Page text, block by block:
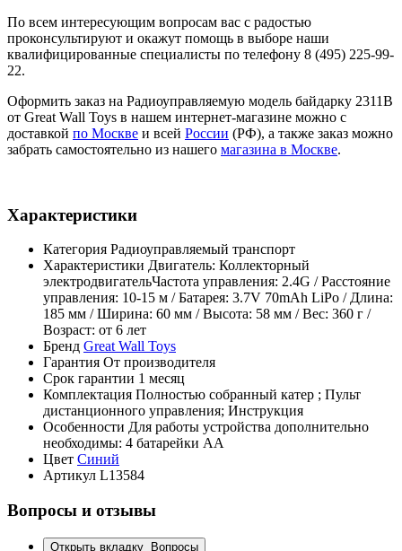
По всем интересующим вопросам вас с радостью
проконсультируют и окажут помощь в выборе наши
квалифицированные специалисты по телефону 8 (495) 225-99-
22.
Оформить заказ на Радиоуправляемую модель байдарку 2311B
от Great Wall Toys в нашем интернет-магазине можно с
доставкой по Москве и всей России (РФ), а также заказ можно
забрать самостоятельно из нашего магазина в Москве.
Характеристики
Категория Радиоуправляемый транспорт
Характеристики Двигатель: Коллекторный
электродвигательЧастота управления: 2.4G / Расстояние
управления: 10-15 м / Батарея: 3.7V 70mAh LiPo / Длина:
185 мм / Ширина: 60 мм / Высота: 58 мм / Вес: 360 г /
Возраст: от 6 лет
Бренд Great Wall Toys
Гарантия От производителя
Срок гарантии 1 месяц
Комплектация Полностью собранный катер ; Пульт
дистанционного управления; Инструкция
Особенности Для работы устройства дополнительно
необходимы: 4 батарейки AA
Цвет Синий
Артикул L13584
Вопросы и отзывы
Открыть вкладку
Вопросы